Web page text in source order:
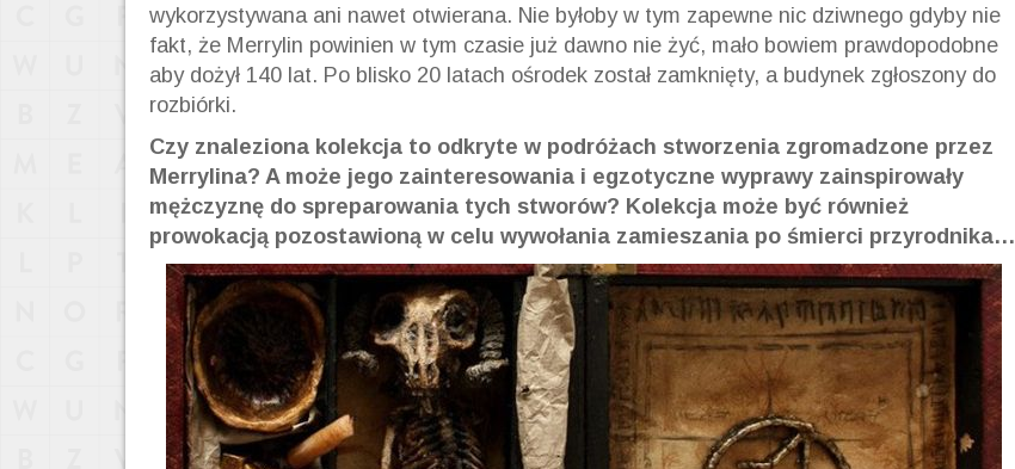
wykorzystywana ani nawet otwierana. Nie byłoby w tym zapewne nic dziwnego gdyby nie
fakt, że Merrylin powinien w tym czasie już dawno nie żyć, mało bowiem prawdopodobne
aby dożył 140 lat. Po blisko 20 latach ośrodek został zamknięty, a budynek zgłoszony do
rozbiórki.
Czy znaleziona kolekcja to odkryte w podróżach stworzenia zgromadzone przez
Merrylina? A może jego zainteresowania i egzotyczne wyprawy zainspirowały
mężczyznę do spreparowania tych stworów? Kolekcja może być również
prowokacją pozostawioną w celu wywołania zamieszania po śmierci przyrodnika…